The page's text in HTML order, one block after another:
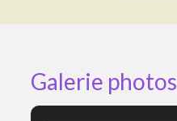
Galerie photos